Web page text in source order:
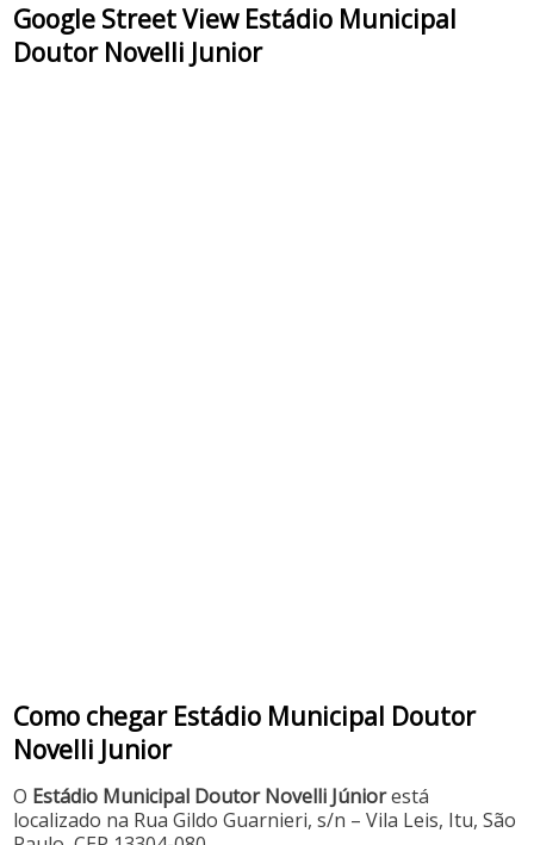
Google Street View Estádio Municipal
Doutor Novelli Junior
Como chegar Estádio Municipal Doutor
Novelli Junior
O Estádio Municipal Doutor Novelli Júniorestá
localizado na Rua Gildo Guarnieri, s/n – Vila Leis, Itu, São